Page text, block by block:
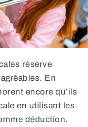
réserve
En
encore qu’ils
en utilisant les
déduction.